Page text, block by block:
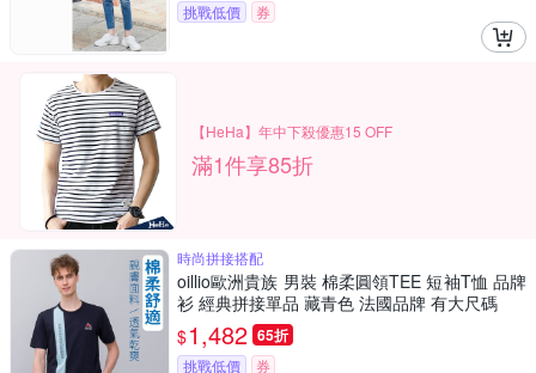
挑戰低價 券
【HeHa】年中下殺優惠15 OFF
滿1件享85折
時尚拼接搭配
oillio歐洲貴族 男裝 棉柔圓領TEE 短袖T恤 品牌
衫 經典拼接單品 藏青色 法國品牌 有大尺碼
$1,482 65折
挑戰低價 券